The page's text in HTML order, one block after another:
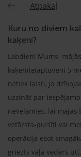
Atpakaļ
Kuru no diviem
kaķeni?
Labdien! Mums
kaķenīte(aptuveni 5
netiek laisti, jo
uzzināt par
nevēlamies, lai mājās
vetārsta-puisīti vai
operācija esot
griezts vaļā vēders